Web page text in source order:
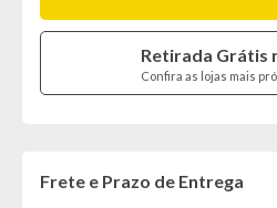
Retirada Grátis
Confira as lojas mais
Frete e Prazo de Entrega